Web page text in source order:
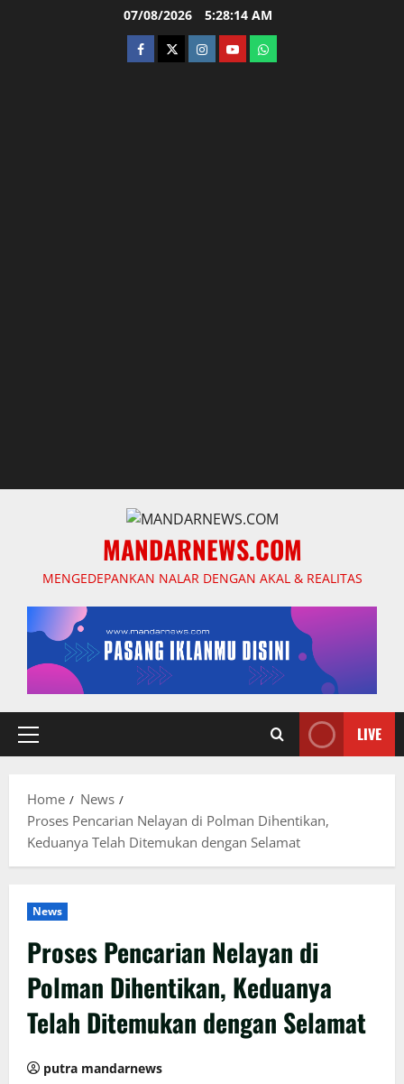
07/08/2026 5:28:15 AM
facebooktwitterinstagram.com
youtubewhatsapp
MANDARNEWS.COM
MENGEDEPANKAN NALAR DENGAN AKAL & REALITAS
Primary
LIVE
Home
News
Proses Pencarian Nelayan di Polman Dihentikan,
Keduanya Telah Ditemukan dengan Selamat
News
Proses Pencarian Nelayan di
Polman Dihentikan, Keduanya
Telah Ditemukan dengan Selamat
putra mandarnews